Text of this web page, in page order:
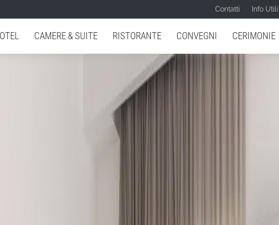
Contatti Info Utili
CAMERE & SUITE RISTORANTE CONVEGNI CERIMONIE